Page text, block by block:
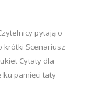
pytają o
krótki Scenariusz
Cytaty dla
ku pamięci taty